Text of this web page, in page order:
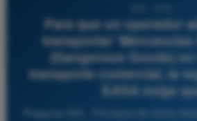
Para que un operador
transportar 'Mercancías
(Dangerous Goods)
transporte comercial, la
EASA exige
Pregunta 959 - Principios de Vuelo